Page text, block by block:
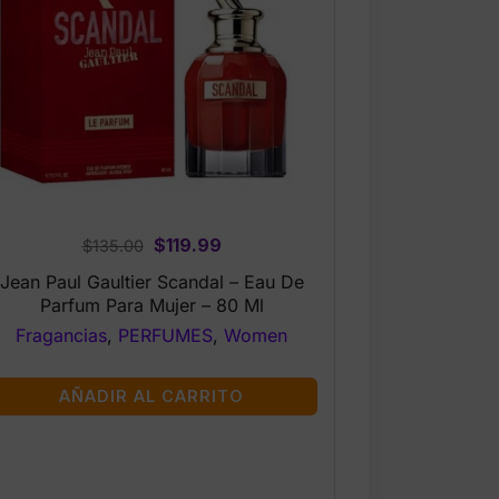
$135.00
Original
price
was:
$135.00.
$119.99Current
price
is:
$119.99.
Jean Paul Gaultier Scandal – Eau De
Parfum Para Mujer – 80 Ml
Fragancias, PERFUMES, Women
AÑADIR AL CARRITO